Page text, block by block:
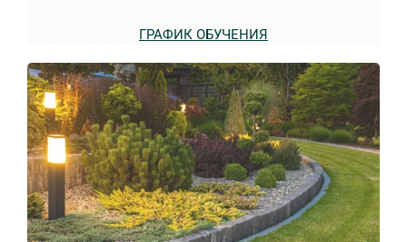
ГРАФИК ОБУЧЕНИЯ